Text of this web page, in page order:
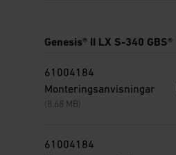
Genesis® II LX S-340 GBS®
61004184
Monteringsanvisningar
(8.68 MB)
61004184